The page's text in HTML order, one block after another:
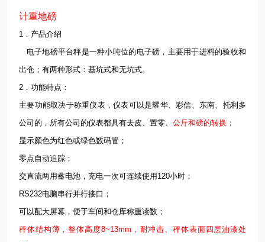
计重地磅
1．产品介绍
电子地磅平台秤是一种小吨位的电子磅，主要用于进料的验收和
出仓；有两种形式：基坑式和无坑式。
2．功能特点：
主要功能取决于称重仪表，仪表可以是耀华、彩信、东南、托利多
公司的，所有公司的仪表都具有去皮、置零、 公斤和磅的转换；
显示颜色为红色或绿色数码管；
零点自动追踪；
交直流两用蓄电池，充电一次可连续使用120小时；
RS232电脑串行并行接口；
可以配大屏幕，便于车间和仓库称重读数；
秤体结构薄，整体高度8~13mm，耐冲击、秤体表面四层油漆处